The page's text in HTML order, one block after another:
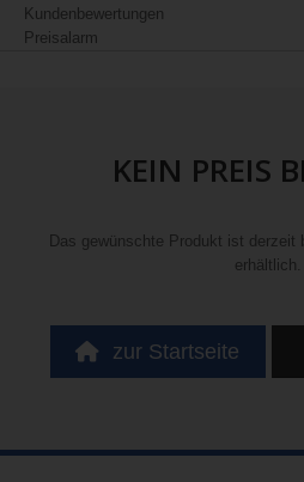
Kundenbewertungen
Preisalarm
KEIN PREIS
Das gewünschte Produkt ist derzeit
erhältlich.
zur Startseite